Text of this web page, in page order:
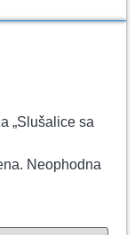
„Slušalice sa
Neophodna